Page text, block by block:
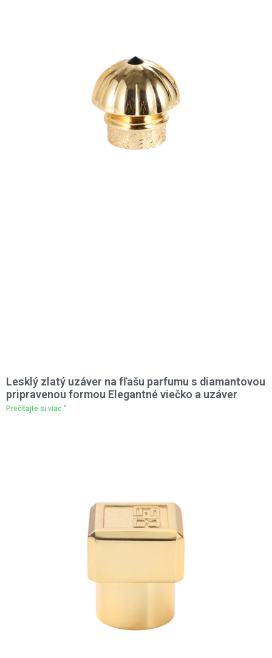
Lesklý zlatý uzáver na fľašu parfumu s diamantovou
pripravenou formou Elegantné viečko a uzáver
Prečítajte si viac "